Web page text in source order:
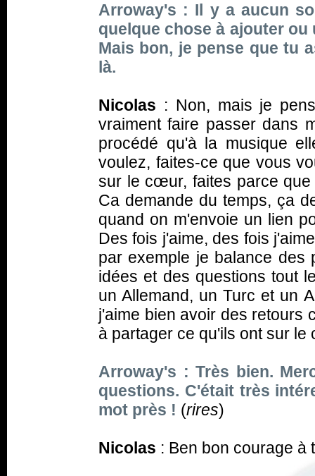
Arroway's : Il y a aucun
quelque chose à ajouter
Mais bon, je pense que tu
là.
Nicolas : Non, mais je
vraiment faire passer dans
procédé qu'à la musique
voulez, faites-ce que vous
sur le cœur, faites parce
Ca demande du temps, ça
quand on m'envoie un lien
Des fois j'aime, des fois
par exemple je balance des
idées et des questions tout
un Allemand, un Turc et un
j'aime bien avoir des retours
à partager ce qu'ils ont sur
Arroway's : Très bien.
questions. C'était très
mot près ! (rires)
Nicolas : Ben bon courage à